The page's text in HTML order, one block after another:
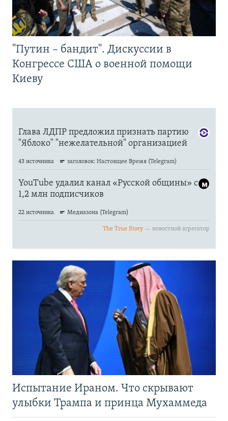
"Путин – бандит". Дискуссии в
Конгрессе США о военной помощи
Киеву
Испытание Ираном. Что скрывают
улыбки Трампа и принца Мухаммеда